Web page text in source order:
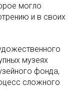
могло
и в своих
музеях
фонда,
сложного